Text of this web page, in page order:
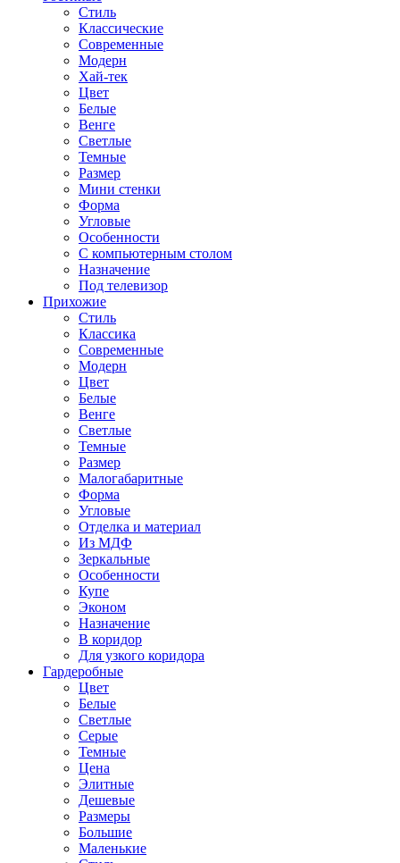
Стиль
Классические
Современные
Модерн
Хай-тек
Цвет
Белые
Венге
Светлые
Темные
Размер
Мини стенки
Форма
Угловые
Особенности
С компьютерным столом
Назначение
Под телевизор
Прихожие
Стиль
Классика
Современные
Модерн
Цвет
Белые
Венге
Светлые
Темные
Размер
Малогабаритные
Форма
Угловые
Отделка и материал
Из МДФ
Зеркальные
Особенности
Купе
Эконом
Назначение
В коридор
Для узкого коридора
Гардеробные
Цвет
Белые
Светлые
Серые
Темные
Цена
Элитные
Дешевые
Размеры
Большие
Маленькие